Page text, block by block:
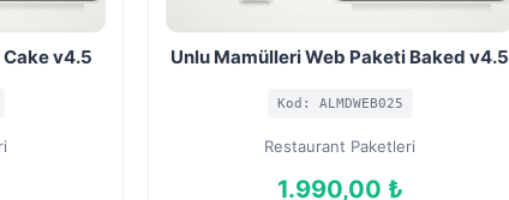
v4.5 Unlu Mamülleri Web Paketi Baked v4.5
Kod: ALMDWEB025
Restaurant Paketleri
1.990,00 ₺